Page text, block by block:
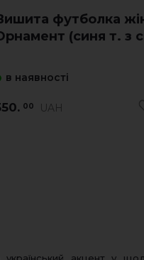
футболка
(синя т. з
в наявності
00 UAH
акцент у